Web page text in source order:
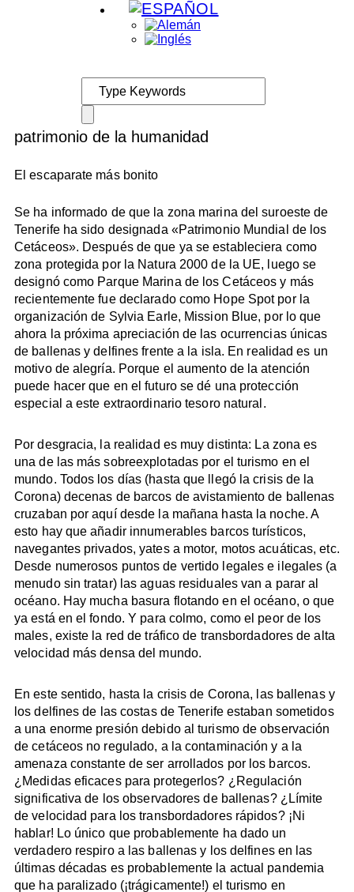
patrimonio de la humanidad
El escaparate más bonito
Se ha informado de que la zona marina del suroeste de
Tenerife ha sido designada «Patrimonio Mundial de los
Cetáceos». Después de que ya se estableciera como
zona protegida por la Natura 2000 de la UE, luego se
designó como Parque Marina de los Cetáceos y más
recientemente fue declarado como Hope Spot por la
organización de Sylvia Earle, Mission Blue, por lo que
ahora la próxima apreciación de las ocurrencias únicas
de ballenas y delfines frente a la isla. En realidad es un
motivo de alegría. Porque el aumento de la atención
puede hacer que en el futuro se dé una protección
especial a este extraordinario tesoro natural.
Por desgracia, la realidad es muy distinta: La zona es
una de las más sobreexplotadas por el turismo en el
mundo. Todos los días (hasta que llegó la crisis de la
Corona) decenas de barcos de avistamiento de ballenas
cruzaban por aquí desde la mañana hasta la noche. A
esto hay que añadir innumerables barcos turísticos,
navegantes privados, yates a motor, motos acuáticas, etc.
Desde numerosos puntos de vertido legales e ilegales (a
menudo sin tratar) las aguas residuales van a parar al
océano. Hay mucha basura flotando en el océano, o que
ya está en el fondo. Y para colmo, como el peor de los
males, existe la red de tráfico de transbordadores de alta
velocidad más densa del mundo.
En este sentido, hasta la crisis de Corona, las ballenas y
los delfines de las costas de Tenerife estaban sometidos
a una enorme presión debido al turismo de observación
de cetáceos no regulado, a la contaminación y a la
amenaza constante de ser arrollados por los barcos.
¿Medidas eficaces para protegerlos? ¿Regulación
significativa de los observadores de ballenas? ¿Límite
de velocidad para los transbordadores rápidos? ¡Ni
hablar! Lo único que probablemente ha dado un
verdadero respiro a las ballenas y los delfines en las
últimas décadas es probablemente la actual pandemia
que ha paralizado (¡trágicamente!) el turismo en